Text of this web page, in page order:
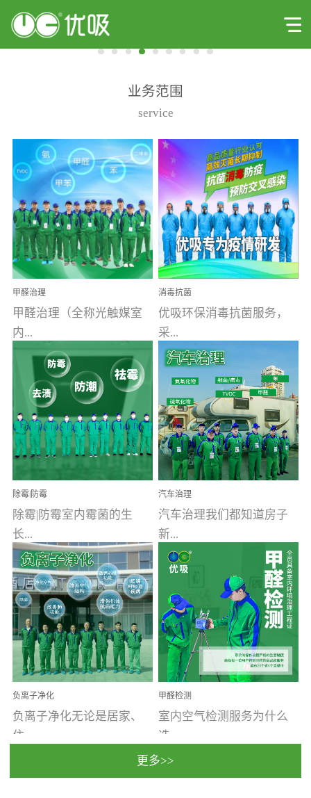
业务范围
service
甲醛治理
甲醛治理（全称光触媒室
内...
空气污染净化治理）工业
文明的进步，创造了多姿
多彩的家居产品和生活情
调，但也带来了以甲醛为
首的室内...
消毒抗菌
优吸环保消毒抗菌服务，
采...
用行业公认奥维牌消毒
液，具备杀死人体冠状病
毒的功效，杀菌率
99.99%。相对于传统消毒
液来说，无...
除霉|防霉
除霉|防霉室内霉菌的生
长...
受温度、湿度、基质养
分、通风四个条件影响，
温暖潮湿、营养物质多、
通风缓慢的空间最易滋生
大量霉菌的...
汽车治理
汽车治理我们都知道房子
新...
装修完会有甲醛，其实汽
车的甲醛超标问题更为严
重。汽车的空间范围小，
配件、皮具、装饰多，这
些都是汽...
负离子净化
负离子净化无论是居家、
住...
甲醛检测
室内空气检测服务为什么
选...
更多>>